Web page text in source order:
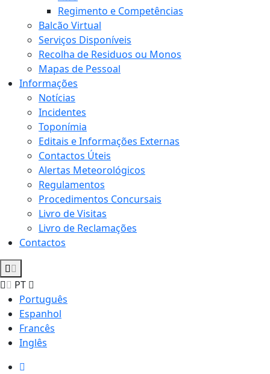
Regimento e Competências
Balcão Virtual
Serviços Disponíveis
Recolha de Residuos ou Monos
Mapas de Pessoal
Informações
Notícias
Incidentes
Toponímia
Editais e Informações Externas
Contactos Úteis
Alertas Meteorológicos
Regulamentos
Procedimentos Concursais
Livro de Visitas
Livro de Reclamações
Contactos
PT
Português
Espanhol
Francês
Inglês